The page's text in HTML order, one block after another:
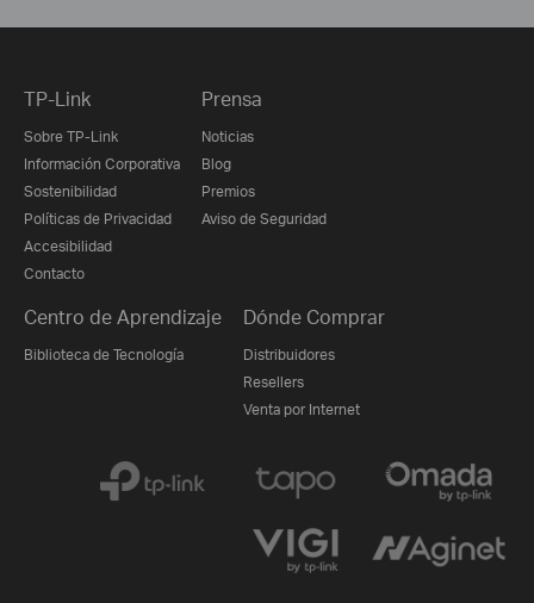
TP-Link
Sobre TP-Link
Información Corporativa
Sostenibilidad
Políticas de Privacidad
Accesibilidad
Contacto
Prensa
Noticias
Blog
Premios
Aviso de Seguridad
Centro de Aprendizaje
Biblioteca de Tecnología
Dónde Comprar
Distribuidores
Resellers
Venta por Internet